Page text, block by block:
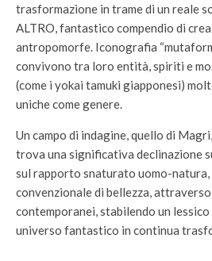
trasformazione in trame di un reale
ALTRO, fantastico compendio di
antropomorfe. Iconografia
convivono tra loro entità, spiriti e
(come i yokai tamuki giapponesi)
uniche come genere.
Un campo di indagine, quello di
trova una significativa declinazione
sul rapporto snaturato uomo-natura,
convenzionale di bellezza,
contemporanei, stabilendo un
universo fantastico in continua